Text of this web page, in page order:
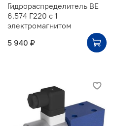
Гидрораспределитель ВЕ
6.574 Г220 с 1
электромагнитом
5 940 ₽